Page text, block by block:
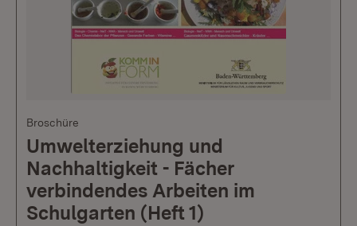
Broschüre
Umwelterziehung und
Nachhaltigkeit - Fächer
verbindendes Arbeiten im
Schulgarten (Heft 1)